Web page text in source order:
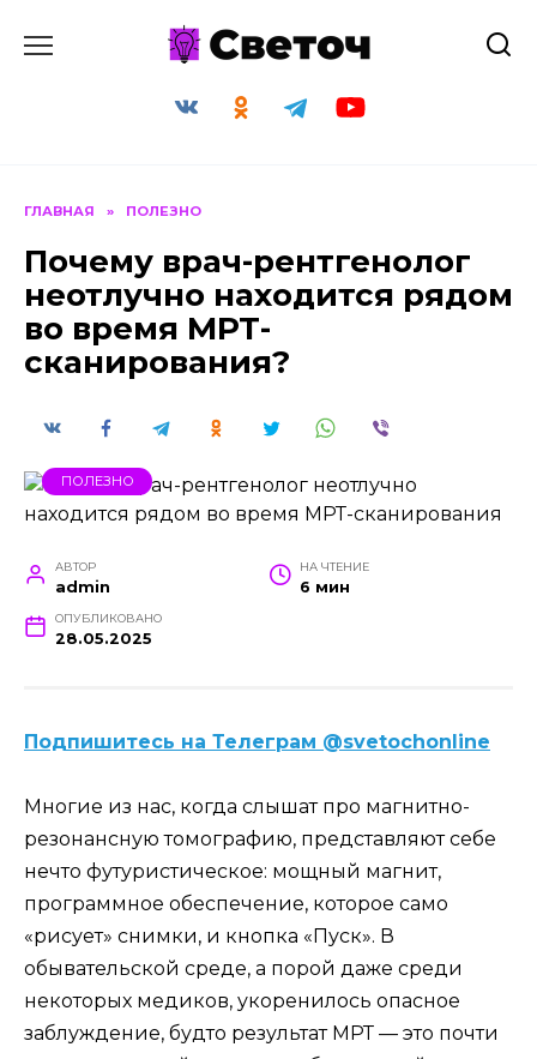
ГЛАВНАЯ » ПОЛЕЗНО
Почему врач-рентгенолог
неотлучно находится рядом
во время МРТ-
сканирования?
ПОЛЕЗНО
АВТОР
admin
НА ЧТЕНИЕ
6 мин
ОПУБЛИКОВАНО
28.05.2025
Подпишитесь на Телеграм @svetochonline
Многие из нас, когда слышат про магнитно-
резонансную томографию, представляют себе
нечто футуристическое: мощный магнит,
программное обеспечение, которое само
«рисует» снимки, и кнопка «Пуск». В
обывательской среде, а порой даже среди
некоторых медиков, укоренилось опасное
заблуждение, будто результат МРТ — это почти